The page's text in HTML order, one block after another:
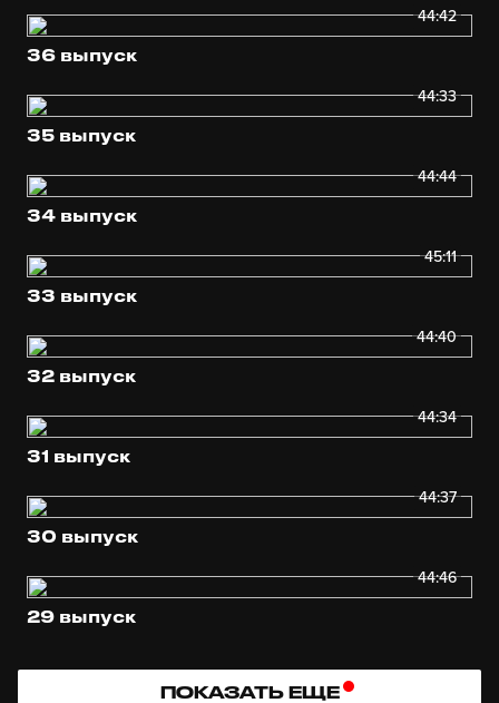
44:42
36 выпуск
44:33
35 выпуск
44:44
34 выпуск
45:11
33 выпуск
44:40
32 выпуск
44:34
31 выпуск
44:37
30 выпуск
44:46
29 выпуск
ПОКАЗАТЬ ЕЩЕ